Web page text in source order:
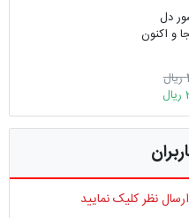
دل
و اکنون
نظر کلیک نمایید